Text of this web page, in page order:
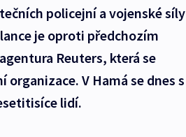
policejní a vojenské síly
je oproti předchozím
Reuters, která se
V Hamá se dnes s
lidí.